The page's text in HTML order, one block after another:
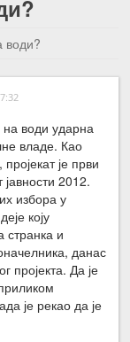
води?
Следећа вест →
на води ударна
владе. Као
је први
јавности 2012.
избора у
коју
странка и
данас
пројекта. Да је
је рекао да је